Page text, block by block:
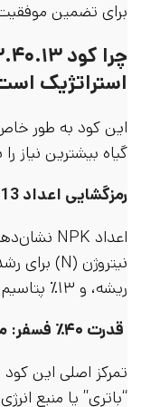
برای تضمین
استراتژیک
این کود به طور
گیاه بیشترین نیاز
رمزگشایی اعداد NPK: 13-40-13 به چه معناست؟
ریشه، و ۱۳٪ پتاسیم (K) برای مقاومت و کیفیت.
قدرت ۴۰٪ فسفر: موتور محرکه گیاه
تمرکز اصلی این
“باتری” یا منبع